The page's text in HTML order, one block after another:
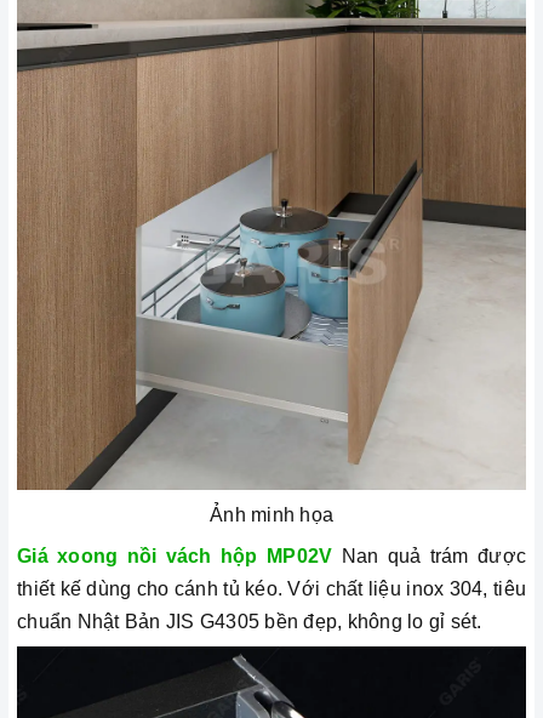
Ảnh minh họa
Giá xoong nồi vách hộp MP02V Nan quả trám được
thiết kế dùng cho cánh tủ kéo. Với chất liệu inox 304, tiêu
chuẩn Nhật Bản JIS G4305 bền đẹp, không lo gỉ sét.